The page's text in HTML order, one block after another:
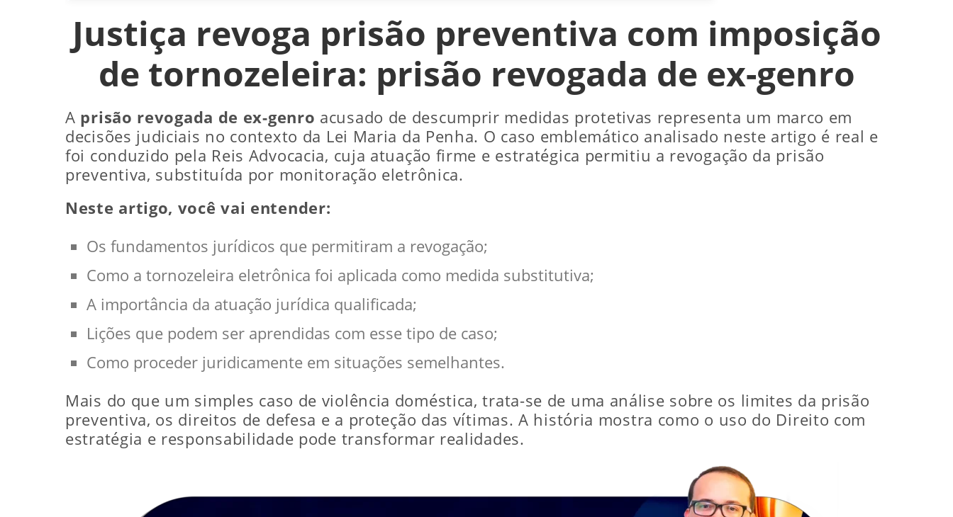
Justiça revoga prisão preventiva com imposição
de tornozeleira: prisão revogada de ex-genro
A prisão revogada de ex-genro acusado de descumprir medidas protetivas representa um marco em
decisões judiciais no contexto da Lei Maria da Penha. O caso emblemático analisado neste artigo é real e
foi conduzido pela Reis Advocacia, cuja atuação firme e estratégica permitiu a revogação da prisão
preventiva, substituída por monitoração eletrônica.
Neste artigo, você vai entender:
Os fundamentos jurídicos que permitiram a revogação;
Como a tornozeleira eletrônica foi aplicada como medida substitutiva;
A importância da atuação jurídica qualificada;
Lições que podem ser aprendidas com esse tipo de caso;
Como proceder juridicamente em situações semelhantes.
Mais do que um simples caso de violência doméstica, trata-se de uma análise sobre os limites da prisão
preventiva, os direitos de defesa e a proteção das vítimas. A história mostra como o uso do Direito com
estratégia e responsabilidade pode transformar realidades.